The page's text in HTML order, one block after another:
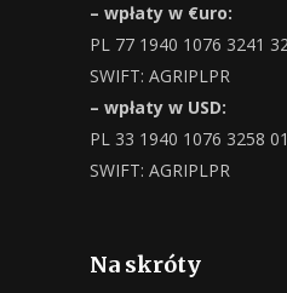
– wpłaty w €uro:
PL 77 1940 1076 3241
SWIFT: AGRIPLPR
– wpłaty w USD:
PL 33 1940 1076 3258
SWIFT: AGRIPLPR
Na skróty